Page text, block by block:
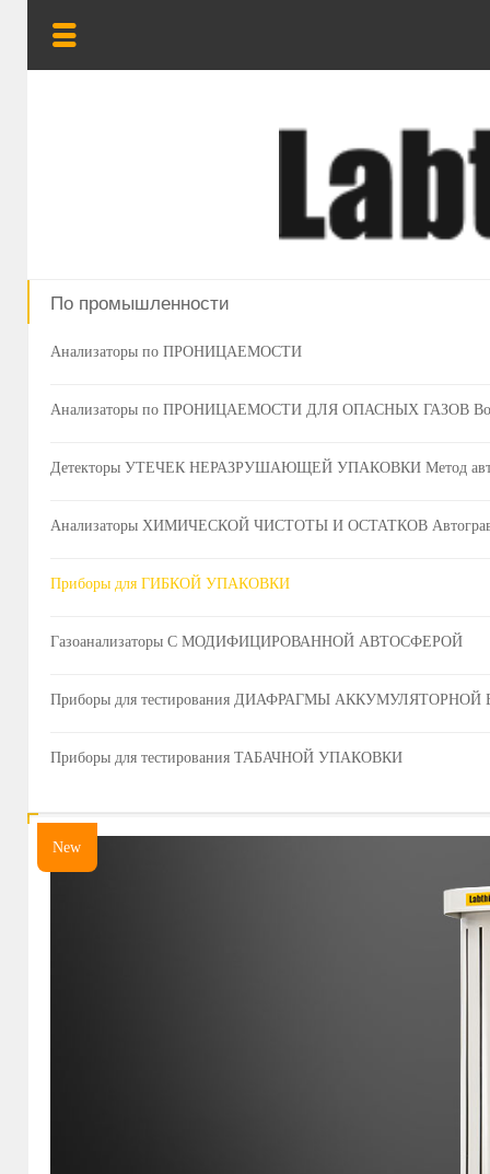
По промышленности
Анализаторы по ПРОНИЦАЕМОСТИ
Анализаторы по ПРОНИЦАЕМОСТИ ДЛЯ ОПАСНЫХ ГАЗОВ
Детекторы УТЕЧЕК НЕРАЗРУШАЮЩЕЙ УПАКОВКИ Метод
Анализаторы ХИМИЧЕСКОЙ ЧИСТОТЫ И ОСТАТКОВ
Приборы для ГИБКОЙ УПАКОВКИ
Газоанализаторы С МОДИФИЦИРОВАННОЙ АВТОСФЕРОЙ
Приборы для тестирования ДИАФРАГМЫ
Приборы для тестирования ТАБАЧНОЙ УПАКОВКИ
New